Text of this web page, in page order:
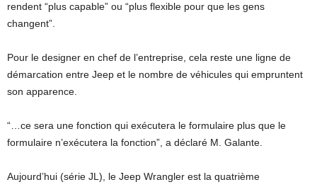
rendent “plus capable” ou “plus flexible pour que les gens
changent”.
Pour le designer en chef de l’entreprise, cela reste une ligne de
démarcation entre Jeep et le nombre de véhicules qui empruntent
son apparence.
“…ce sera une fonction qui exécutera le formulaire plus que le
formulaire n’exécutera la fonction”, a déclaré M. Galante.
Aujourd’hui (série JL), le Jeep Wrangler est la quatrième